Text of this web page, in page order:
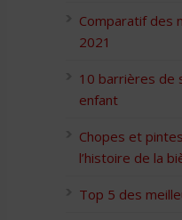
Comparatif des
2021
10 barrières de
enfant
Chopes et
l’histoire de la
Top 5 des